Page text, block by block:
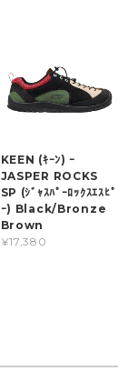
KEEN (ｷｰﾝ) ｰ
JASPER ROCKS
SP (ｼﾞｬｽﾊﾟｰﾛｯｸｽｴｽﾋﾟ
ｰ) Black/Bronze
Brown
¥17,380